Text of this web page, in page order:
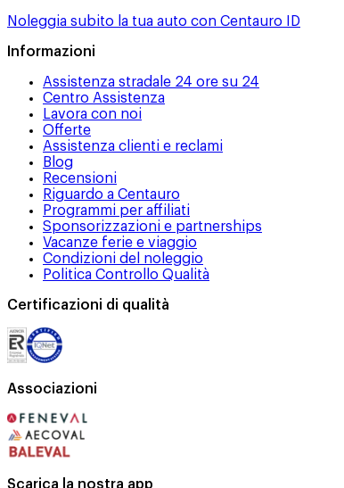
Noleggia subito la tua auto con Centauro ID
Informazioni
Assistenza stradale 24 ore su 24
Centro Assistenza
Lavora con noi
Offerte
Assistenza clienti e reclami
Blog
Recensioni
Riguardo a Centauro
Programmi per affiliati
Sponsorizzazioni e partnerships
Vacanze ferie e viaggio
Condizioni del noleggio
Politica Controllo Qualità
Certificazioni di qualità
Associazioni
Scarica la nostra app